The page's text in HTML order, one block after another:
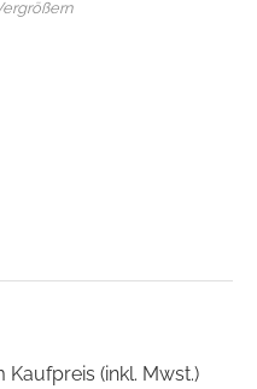
Kaufpreis (inkl. Mwst.)